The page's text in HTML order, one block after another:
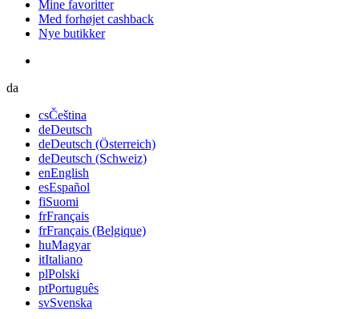
Mine favoritter
Med forhøjet cashback
Nye butikker
da
csČeština
deDeutsch
deDeutsch (Österreich)
deDeutsch (Schweiz)
enEnglish
esEspañol
fiSuomi
frFrançais
frFrançais (Belgique)
huMagyar
itItaliano
plPolski
ptPortuguês
svSvenska